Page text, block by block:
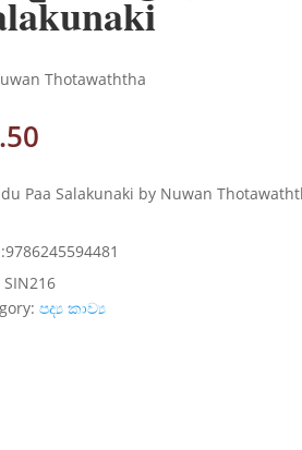
Thotawaththa
Paa Salakunaki by Nuwan
SIN216
පද්‍ය කාව්‍ය